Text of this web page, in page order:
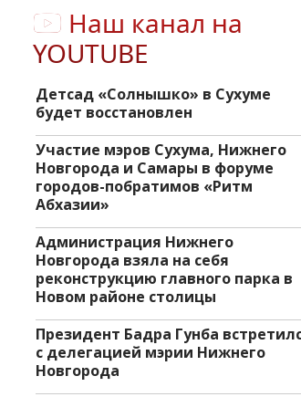
Наш канал на
YOUTUBE
Детсад «Солнышко» в Сухуме
будет восстановлен
Участие мэров Сухума, Нижнего
Новгорода и Самары в форуме
городов-побратимов «Ритм
Абхазии»
Администрация Нижнего
Новгорода взяла на себя
реконструкцию главного парка в
Новом районе столицы
Президент Бадра Гунба
с делегацией мэрии Нижнего
Новгорода